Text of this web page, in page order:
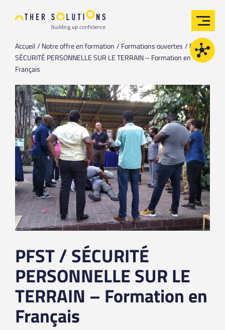
Accueil Notre offre en formation Formations ouvertes
PFST /
SÉCURITÉ PERSONNELLE SUR LE TERRAIN – Formation en
Français
PFST / SÉCURITÉ
PERSONNELLE SUR LE
TERRAIN – Formation en
Français